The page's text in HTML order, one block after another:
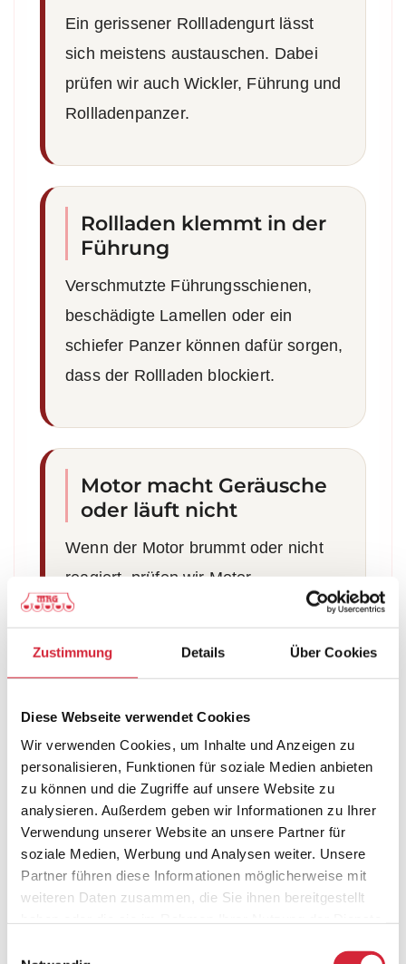
Zustimmung Details Über Cookies
Diese Webseite verwendet Cookies
Wir verwenden Cookies, um Inhalte und Anzeigen zu
personalisieren, Funktionen für soziale Medien anbieten
zu können und die Zugriffe auf unsere Website zu
analysieren. Außerdem geben wir Informationen zu Ihrer
Verwendung unserer Website an unsere Partner für
soziale Medien, Werbung und Analysen weiter. Unsere
Partner führen diese Informationen möglicherweise mit
weiteren Daten zusammen, die Sie ihnen bereitgestellt
Ein gerissener Rollladengurt lässt
sich meistens austauschen. Dabei
prüfen wir auch Wickler, Führung und
Rollladenpanzer.
Rollladen klemmt in der
Führung
Verschmutzte Führungsschienen,
beschädigte Lamellen oder ein
schiefer Panzer können dafür sorgen,
dass der Rollladen blockiert.
Motor macht Geräusche
oder läuft nicht
Wenn der Motor brummt oder nicht
reagiert, prüfen wir Motor,
Stromversorgung, Steuerung,
WARUM MRG R. GECK?
Ihr Fachbetrieb für
Rollladen Reparatur in
Neustadt an der Aisch